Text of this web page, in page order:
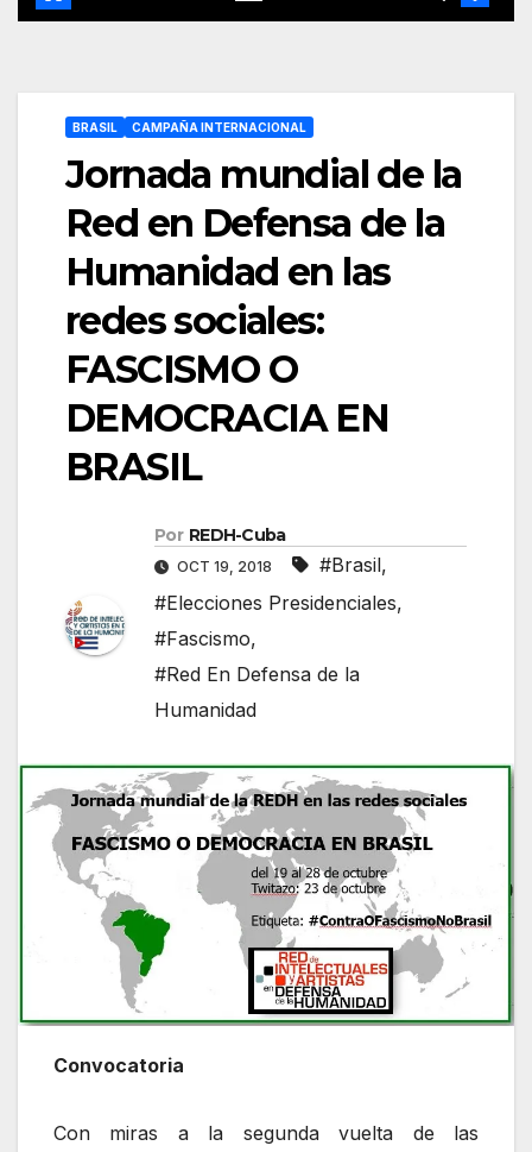
BRASIL CAMPAÑA INTERNACIONAL
Jornada mundial de la
Red en Defensa de la
Humanidad en las
redes sociales:
FASCISMO O
DEMOCRACIA EN
BRASIL
Por REDH-Cuba
OCT 19, 2018 #Brasil,
#Elecciones Presidenciales,
#Fascismo,
#Red En Defensa de la
Humanidad
Convocatoria
Con miras a la segunda vuelta de las